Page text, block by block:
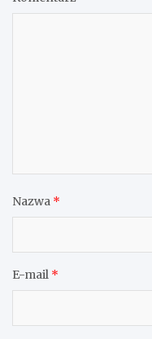
Nazwa *
E-mail *